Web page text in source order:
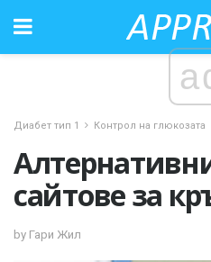
Диабет тип 1 Контрол на глюкозата
сайтове за
by Гари Жил